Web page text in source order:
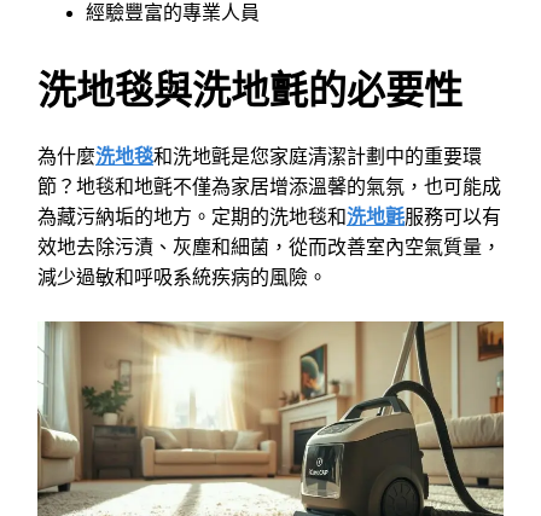
經驗豐富的專業人員
洗地毯與洗地氈的必要性
為什麼洗地毯和洗地氈是您家庭清潔計劃中的重要環
節？地毯和地氈不僅為家居增添溫馨的氣氛，也可能成
為藏污納垢的地方。定期的洗地毯和洗地氈服務可以有
效地去除污漬、灰塵和細菌，從而改善室內空氣質量，
減少過敏和呼吸系統疾病的風險。